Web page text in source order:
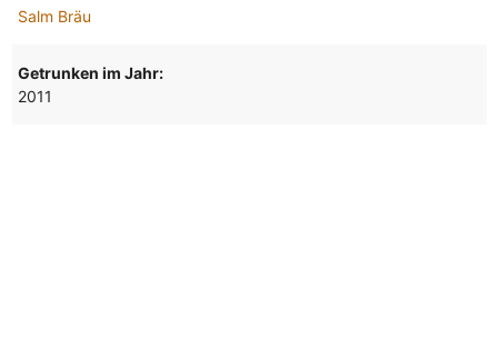
Salm Bräu
Getrunken im Jahr:
2011